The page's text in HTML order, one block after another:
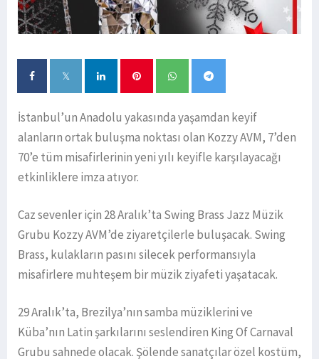
İstanbul’un Anadolu yakasında yaşamdan keyif
alanların ortak buluşma noktası olan Kozzy AVM, 7’den
70’e tüm misafirlerinin yeni yılı keyifle karşılayacağı
etkinliklere imza atıyor.
Caz sevenler için 28 Aralık’ta Swing Brass Jazz Müzik
Grubu Kozzy AVM’de ziyaretçilerle buluşacak. Swing
Brass, kulakların pasını silecek performansıyla
misafirlere muhteşem bir müzik ziyafeti yaşatacak.
29 Aralık’ta, Brezilya’nın samba müziklerini ve
Küba’nın Latin şarkılarını seslendiren King Of Carnaval
Grubu sahnede olacak. Şölende sanatçılar özel kostüm,